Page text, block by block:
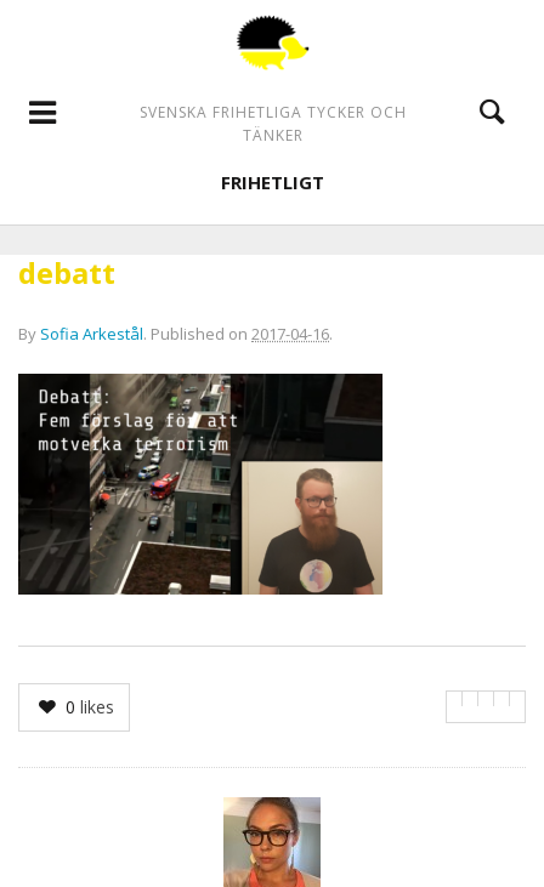
SVENSKA FRIHETLIGA TYCKER OCH
TÄNKER
FRIHETLIGT
debatt
By Sofia Arkestål. Published on 2017-04-16.
0 likes